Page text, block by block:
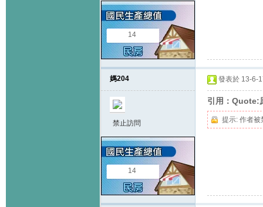
14
媽204
禁止訪問
14
發表於 13-6-
引用：Quote:
提示: 作者被